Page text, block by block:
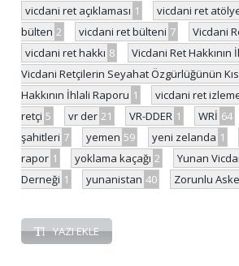
vicdani ret açıklaması 1 vicdani ret
bülten 2 vicdani ret bülteni 7 Vicdani
vicdani ret hakkı 8
Vicdani Ret Hakkının
Vicdani Retçilerin Seyahat Özgürlüğünün
Hakkının İhlali Raporu 1 vicdani ret
retçi 5 vr der 21 VR-DDER 1 WRİ 64
şahitleri 7 yemen 59 yeni zelanda 1
rapor 1 yoklama kaçağı 2
Yunan
Derneği 1 yunanistan 40 Zorunlu
YAZI EKLE